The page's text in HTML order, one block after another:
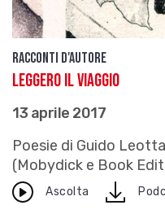
Racconti d'autore
Leggero il viaggio
13 aprile 2017
Poesie di Guido
(Mobydick e Book
Ascolta download